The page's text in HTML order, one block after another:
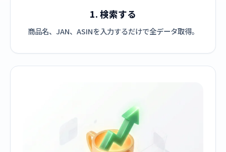
1. 検索する
商品名、JAN、ASINを入力するだけで全データ取得。